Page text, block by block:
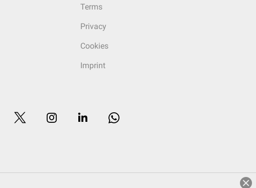
Terms
Privacy
Cookies
Imprint